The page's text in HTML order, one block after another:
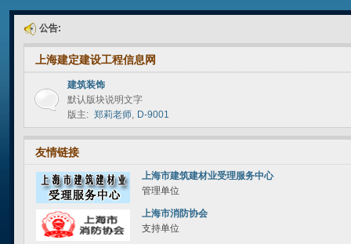
公告:
上海建定建设工程信息网
建筑装饰
默认版块说明文字
版主: 郑莉老师, D-9001
友情链接
上海市建筑建材业受理服务中心
管理单位
上海市消防协会
支持单位